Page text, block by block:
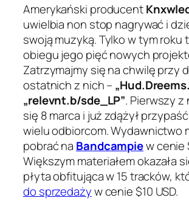
Amerykański producent
uwielbia non stop nagrywać i
swoją muzyką. Tylko w tym roku
obiegu jego pięć nowych
Zatrzymajmy się na chwilę przy
ostatnich z nich –
„relevnt.b/sde_LP”. Pierwszy z
się 8 marca i już zdążył
wielu odbiorcom. Wydawnictwo
pobrać na Bandcampiew cenie
Większym materiałem okazała
płyta obfitująca w 15 tracków,
do sprzedażyw cenie $10 USD.